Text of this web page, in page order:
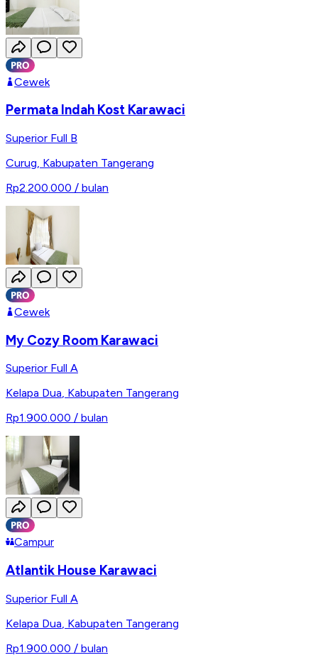
Cewek
Permata Indah Kost Karawaci
Superior Full B
Curug, Kabupaten Tangerang
Rp2.200.000 / bulan
Cewek
My Cozy Room Karawaci
Superior Full A
Kelapa Dua, Kabupaten Tangerang
Rp1.900.000 / bulan
Campur
Atlantik House Karawaci
Superior Full A
Kelapa Dua, Kabupaten Tangerang
Rp1.900.000 / bulan